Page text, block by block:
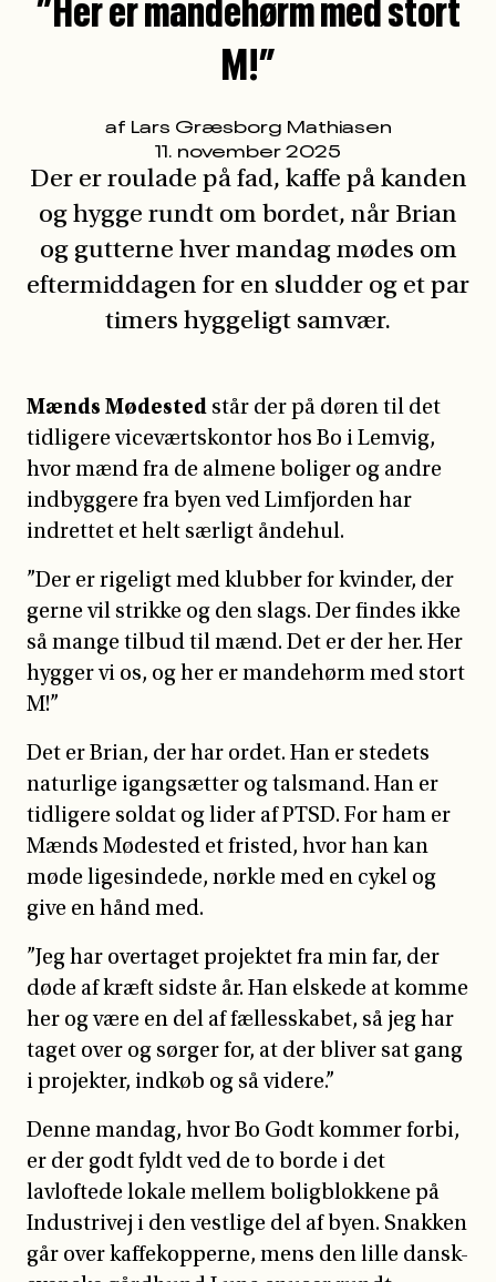
Der er roulade på fad, kaffe på kanden
og hygge rundt om bordet, når Brian
og gutterne hver mandag mødes om
eftermiddagen for en sludder og et par
timers hyggeligt samvær.
Mænds Mødested står der på døren til det
tidligere viceværtskontor hos Bo i Lemvig,
hvor mænd fra de almene boliger og andre
indbyggere fra byen ved Limfjorden har
indrettet et helt særligt åndehul.
”Der er rigeligt med klubber for kvinder, der
gerne vil strikke og den slags. Der findes ikke
så mange tilbud til mænd. Det er der her. Her
hygger vi os, og her er mandehørm med stort
M!”
Det er Brian, der har ordet. Han er stedets
naturlige igangsætter og talsmand. Han er
tidligere soldat og lider af PTSD. For ham er
Mænds Mødested et fristed, hvor han kan
møde ligesindede, nørkle med en cykel og
give en hånd med.
”Jeg har overtaget projektet fra min far, der
døde af kræft sidste år. Han elskede at komme
her og være en del af fællesskabet, så jeg har
taget over og sørger for, at der bliver sat gang
i projekter, indkøb og så videre.”
Denne mandag, hvor Bo Godt kommer forbi,
er der godt fyldt ved de to borde i det
lavloftede lokale mellem boligblokkene på
Industrivej i den vestlige del af byen. Snakken
går over kaffekopperne, mens den lille dansk-